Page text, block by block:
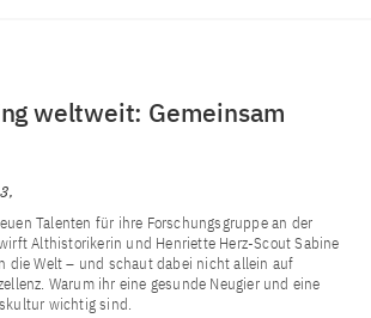
weltweit: Gemeinsam
Talenten für ihre Forschungsgruppe an der
Althistorikerin und Henriette Herz-Scout Sabine
die Welt – und schaut dabei nicht allein auf
Warum ihr eine gesunde Neugier und eine
wichtig sind.